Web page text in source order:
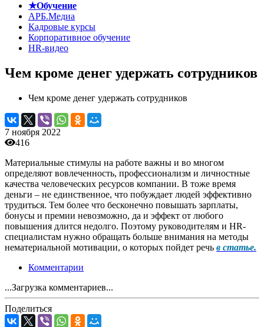
★Обучение
АРБ.Медиа
Кадровые курсы
Корпоративное обучение
HR-видео
Чем кроме денег удержать сотрудников
Чем кроме денег удержать сотрудников
7 ноября 2022
416
Материальные стимулы на работе важны и во многом
определяют вовлеченность, профессионализм и личностные
качества человеческих ресурсов компании. В тоже время
деньги – не единственное, что побуждает людей эффективно
трудиться. Тем более что бесконечно повышать зарплаты,
бонусы и премии невозможно, да и эффект от любого
повышения длится недолго. Поэтому руководителям и HR-
специалистам нужно обращать больше внимания на методы
нематериальной мотивации, о которых пойдет речь в статье.
Комментарии
...Загрузка комментариев...
Поделиться